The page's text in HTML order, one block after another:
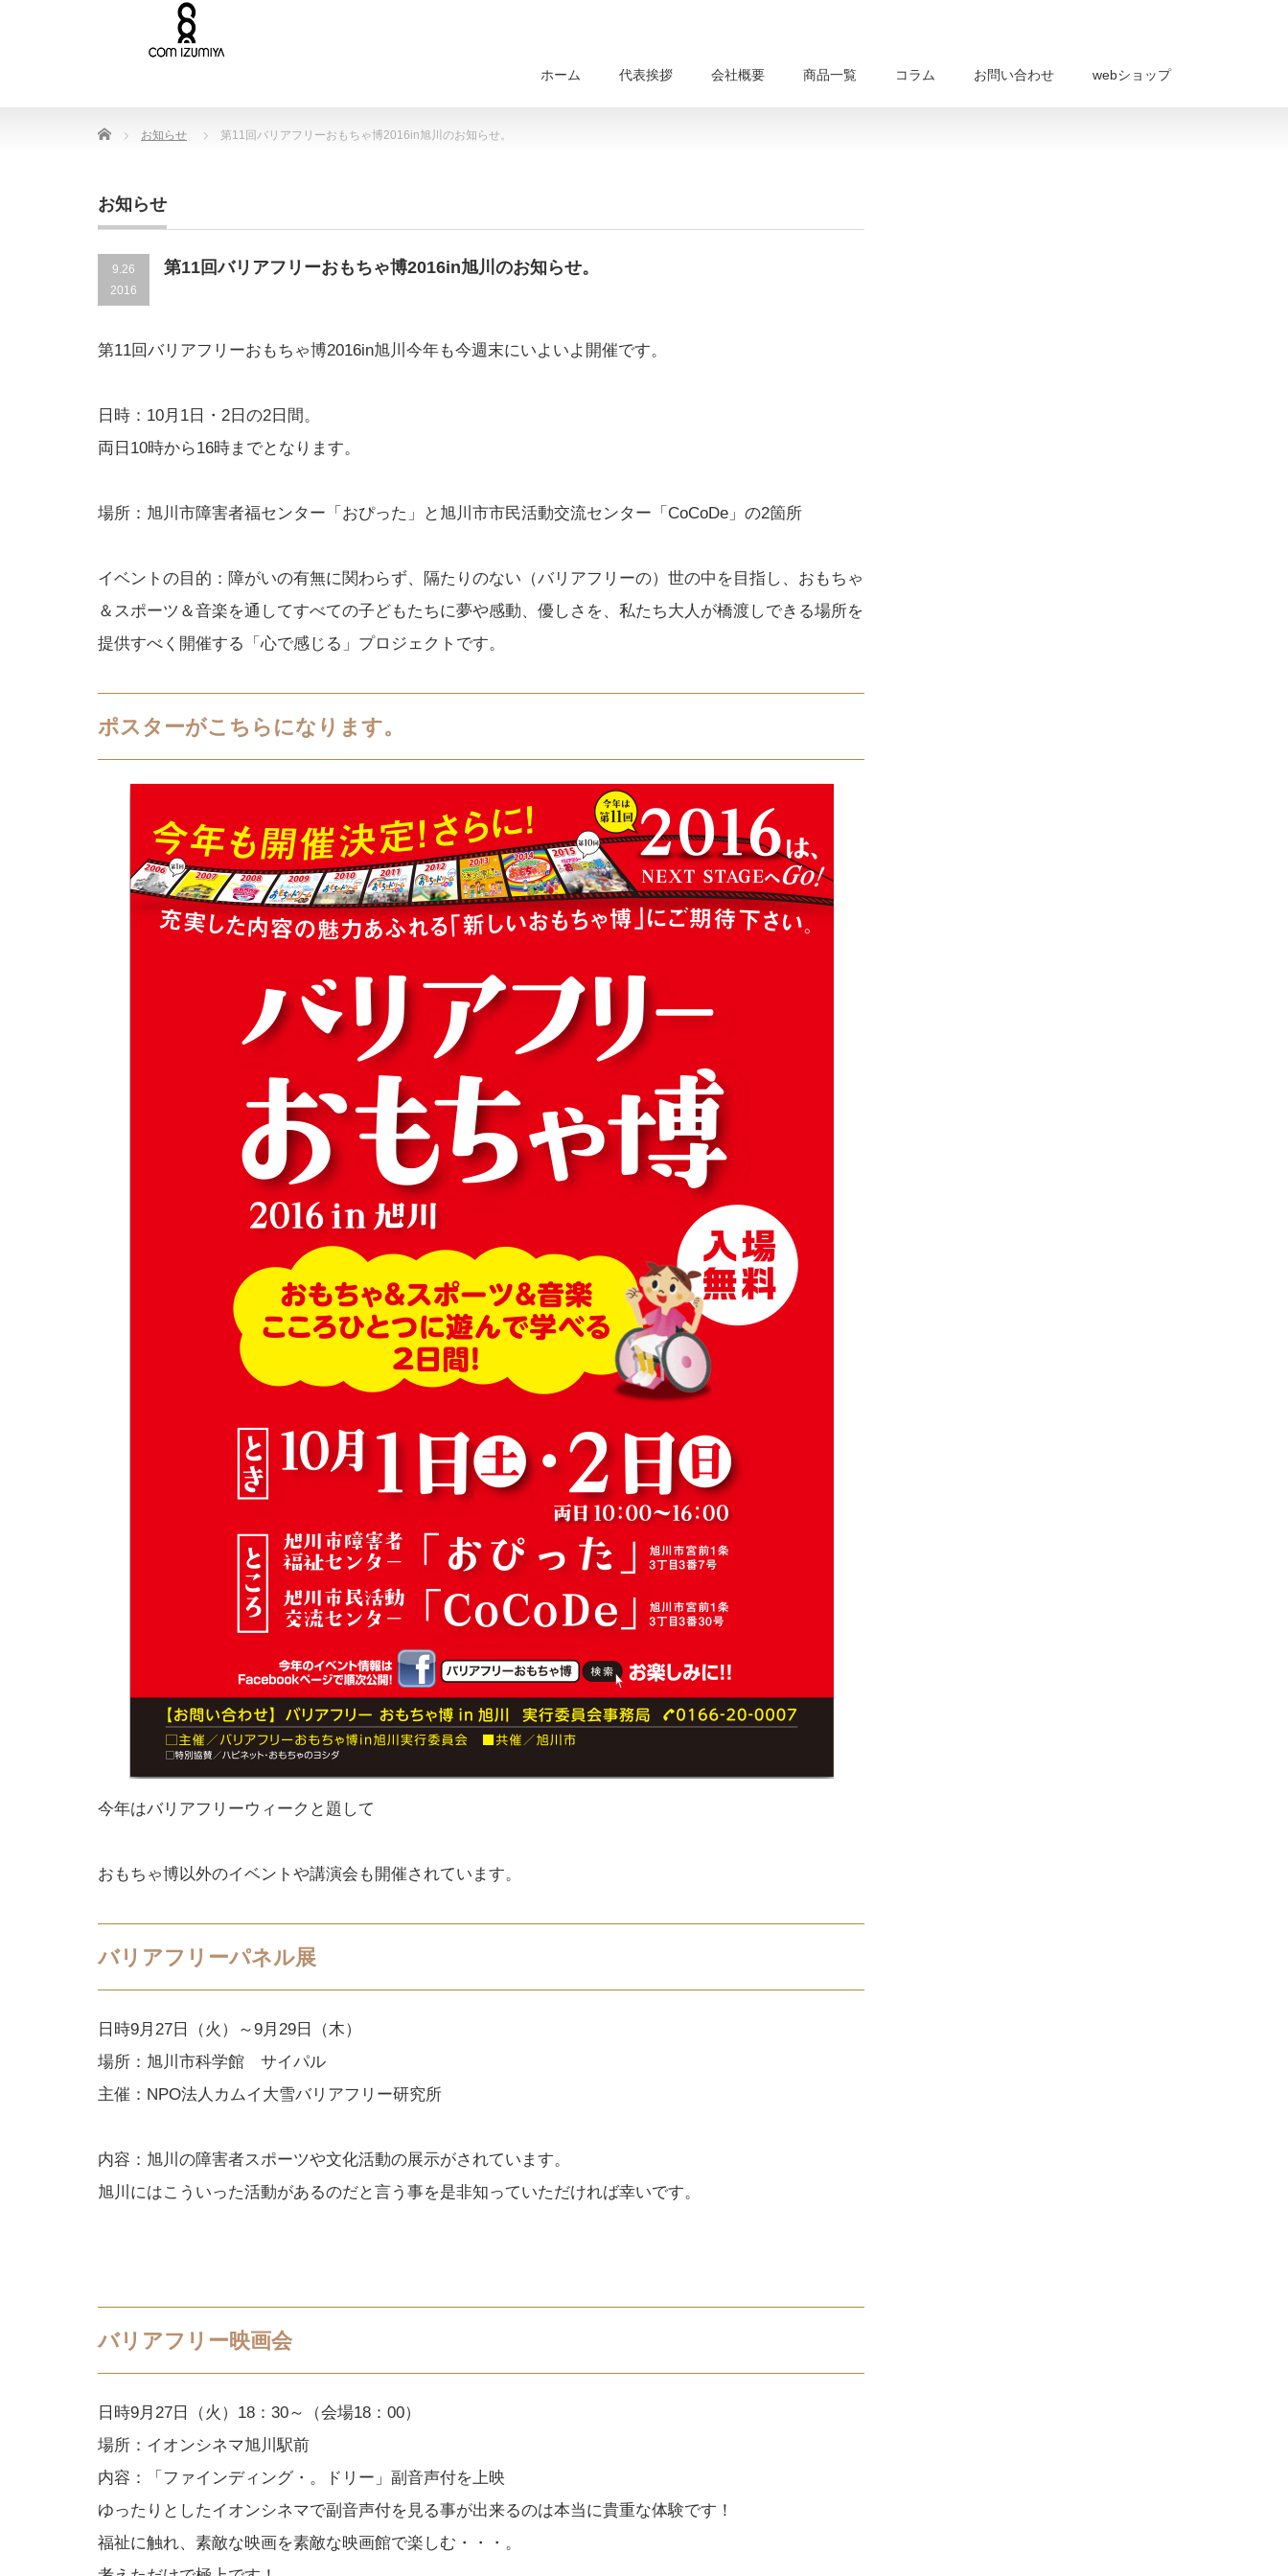
ホーム 代表挨拶 会社概要 商品一覧 コラム お問い合わせ webショップ
Home お知らせ 第11回バリアフリーおもちゃ博2016in旭川のお知らせ。
お知らせ
9.26
2016
第11回バリアフリーおもちゃ博2016in旭川のお知らせ。
第11回バリアフリーおもちゃ博2016in旭川今年も今週末にいよいよ開催です。
日時：10月1日・2日の2日間。
両日10時から16時までとなります。
場所：旭川市障害者福センター「おぴった」と旭川市市民活動交流センター「CoCoDe」の2箇所
イベントの目的：障がいの有無に関わらず、隔たりのない（バリアフリーの）世の中を目指し、おもちゃ
＆スポーツ＆音楽を通してすべての子どもたちに夢や感動、優しさを、私たち大人が橋渡しできる場所を
提供すべく開催する「心で感じる」プロジェクトです。
ポスターがこちらになります。
今年はバリアフリーウィークと題して
おもちゃ博以外のイベントや講演会も開催されています。
バリアフリーパネル展
日時9月27日（火）～9月29日（木）
場所：旭川市科学館 サイパル
主催：NPO法人カムイ大雪バリアフリー研究所
内容：旭川の障害者スポーツや文化活動の展示がされています。
旭川にはこういった活動があるのだと言う事を是非知っていただければ幸いです。
バリアフリー映画会
日時9月27日（火）18：30～（会場18：00）
場所：イオンシネマ旭川駅前
内容：「ファインディング・。ドリー」副音声付を上映
ゆったりとしたイオンシネマで副音声付を見る事が出来るのは本当に貴重な体験です！
福祉に触れ、素敵な映画を素敵な映画館で楽しむ・・・。